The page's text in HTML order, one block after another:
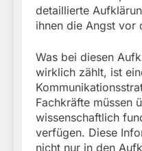
detaillierte
ihnen die Angst vor
Was bei diesen
wirklich zählt, ist
Fachkräfte müssen
wissenschaftlich
verfügen. Diese
nicht nur in den